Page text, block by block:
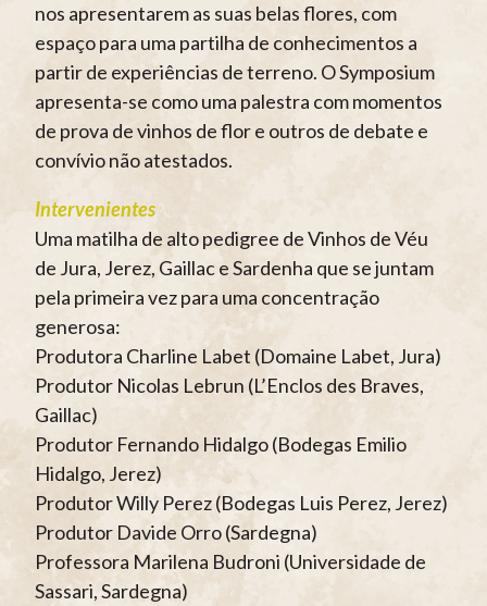
nos apresentarem as suas belas flores, com
espaço para uma partilha de conhecimentos a
partir de experiências de terreno. O Symposium
apresenta-se como uma palestra com momentos
de prova de vinhos de flor e outros de debate e
convívio não atestados.
Intervenientes
Uma matilha de alto pedigree de Vinhos de Véu
de Jura, Jerez, Gaillac e Sardenha que se juntam
pela primeira vez para uma concentração
generosa:
Produtora Charline Labet (Domaine Labet, Jura)
Produtor Nicolas Lebrun (L’Enclos des Braves,
Gaillac)
Produtor Fernando Hidalgo (Bodegas Emilio
Hidalgo, Jerez)
Produtor Willy Perez (Bodegas Luis Perez, Jerez)
Produtor Davide Orro (Sardegna)
Professora Marilena Budroni (Universidade de
Sassari, Sardegna)